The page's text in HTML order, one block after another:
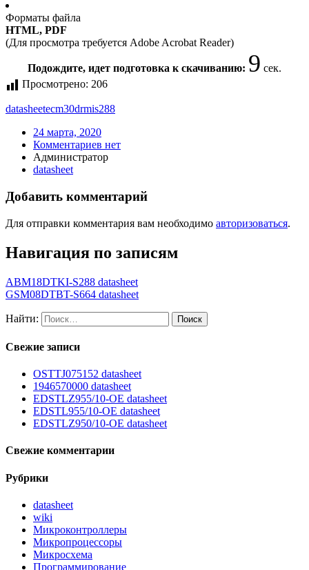
Форматы файла
HTML, PDF
(Для просмотра требуется Adobe Acrobat Reader)
Подождите, идет подготовка к скачиванию: 9 сек.
Просмотрено: 206
datasheetecm30drmis288
24 марта, 2020
Комментариев нет
Администратор
datasheet
Добавить комментарий
Для отправки комментария вам необходимо авторизоваться.
Навигация по записям
ABM18DTKI-S288 datasheet
GSM08DTBT-S664 datasheet
Найти:
Свежие записи
OSTTJ075152 datasheet
1946570000 datasheet
EDSTLZ955/10-OE datasheet
EDSTL955/10-OE datasheet
EDSTLZ950/10-OE datasheet
Свежие комментарии
Рубрики
datasheet
wiki
Микроконтроллеры
Микропроцессоры
Микросхема
Программирование